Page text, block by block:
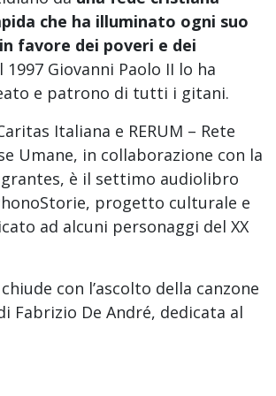
che ha illuminato ogni suo
favore dei poveri e dei
1997 Giovanni Paolo II lo ha
e patrono di tutti i gitani.
Italiana e RERUM – Rete
Umane, in collaborazione con la
è il settimo audiolibro
progetto culturale e
ad alcuni personaggi del XX
con l’ascolto della canzone
Fabrizio De André, dedicata al